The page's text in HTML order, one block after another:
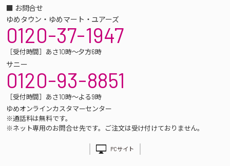
■ お問合せ
ゆめタウン・ゆめマート・ユアーズ
0120-37-1947
［受付時間］あさ10時～夕方6時
サニー
0120-93-8851
［受付時間］あさ10時～よる9時
ゆめオンラインカスタマーセンター
※通話料は無料です。
※ネット専用のお問合せ先です。ご注文は受け付けておりません。
PCサイト